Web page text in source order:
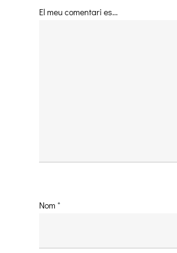
El meu comentari es...
Nom *